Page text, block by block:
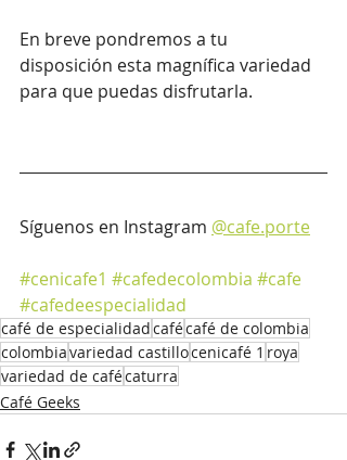
En breve pondremos a tu
disposición esta magnífica variedad
para que puedas disfrutarla.
Síguenos en Instagram @cafe.porte
#cenicafe1 #cafedecolombia #cafe
#cafedeespecialidad
café de especialidadcafécafé de colombia
colombiavariedad castillocenicafé 1 roya
variedad de cafécaturra
Café Geeks